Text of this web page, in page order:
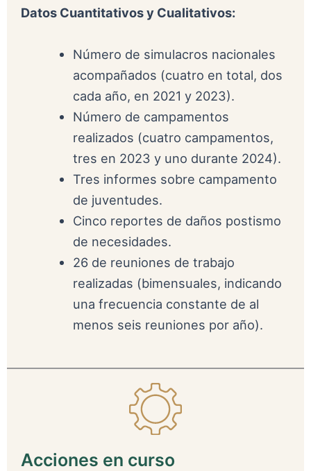
Datos Cuantitativos y Cualitativos:
Número de simulacros nacionales
acompañados (cuatro en total, dos
cada año, en 2021 y 2023).
Número de campamentos
realizados (cuatro campamentos,
tres en 2023 y uno durante 2024).
Tres informes sobre campamento
de juventudes.
Cinco reportes de daños postismo
de necesidades.
26 de reuniones de trabajo
realizadas (bimensuales, indicando
una frecuencia constante de al
menos seis reuniones por año).
Acciones en curso